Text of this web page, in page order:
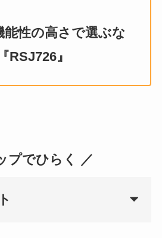
性の高さで選ぶな
RSJ726』
プでひらく ／